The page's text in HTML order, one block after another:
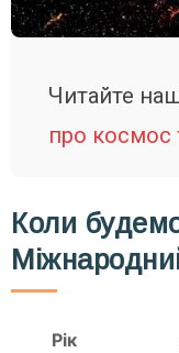
Читайте
про космос
Коли
Рік